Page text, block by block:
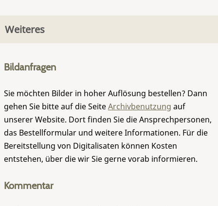
Weiteres
Bildanfragen
Sie möchten Bilder in hoher Auflösung bestellen? Dann
gehen Sie bitte auf die SeiteArchivbenutzung auf
unserer Website. Dort finden Sie die Ansprechpersonen,
das Bestellformular und weitere Informationen. Für die
Bereitstellung von Digitalisaten können Kosten
entstehen, über die wir Sie gerne vorab informieren.
Kommentar